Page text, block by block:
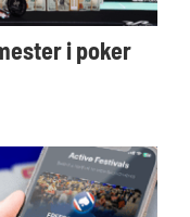
i poker